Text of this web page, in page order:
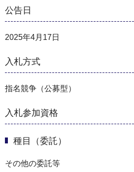
公告日
2025年4月17日
入札方式
指名競争（公募型）
入札参加資格
種目（委託）
その他の委託等